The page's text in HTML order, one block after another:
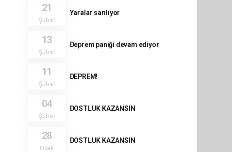
21
Şubat
Yaralar sarılıyor
13
Şubat
Deprem paniği devam ediyor
11
Şubat
DEPREM!
04
Şubat
DOSTLUK KAZANSIN
28
Ocak
DOSTLUK KAZANSIN